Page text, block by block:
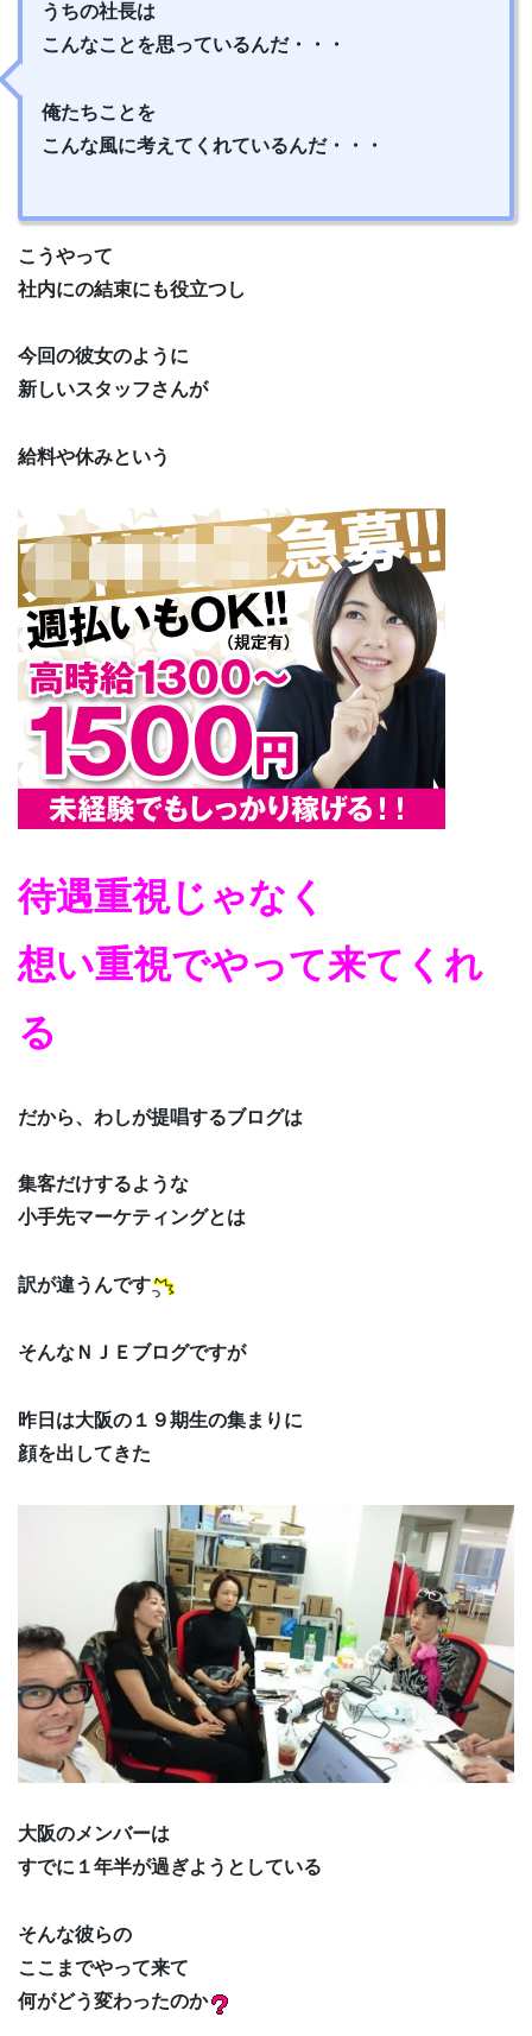
うちの社長は
こんなことを思っているんだ・・・
俺たちことを
こんな風に考えてくれているんだ・・・
こうやって
社内にの結束にも役立つし
今回の彼女のように
新しいスタッフさんが
給料や休みという
待遇重視じゃなく
想い重視でやって来てくれ
る
だから、わしが提唱するブログは
集客だけするような
小手先マーケティングとは
訳が違うんです
そんなＮＪＥブログですが
昨日は大阪の１９期生の集まりに
顔を出してきた
大阪のメンバーは
すでに１年半が過ぎようとしている
そんな彼らの
ここまでやって来て
何がどう変わったのか